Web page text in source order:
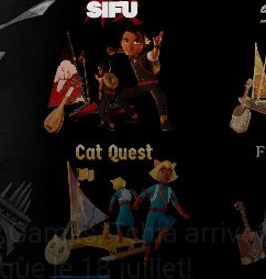
Tchia arrive
le 18 juillet!